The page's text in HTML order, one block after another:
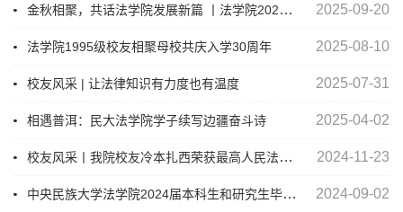
金秋相聚，共话法学院发展新篇 丨法学院2025校友返校座谈会顺利召开 2025-09-20
法学院1995级校友相聚母校共庆入学30周年 2025-08-10
校友风采 | 让法律知识有力度也有温度 2025-07-31
相遇普洱：民大法学院学子续写边疆奋斗诗 2025-04-02
校友风采丨我院校友冷本扎西荣获最高人民法院表扬 2024-11-23
中央民族大学法学院2024届本科生和研究生毕业合影留念 2024-09-02